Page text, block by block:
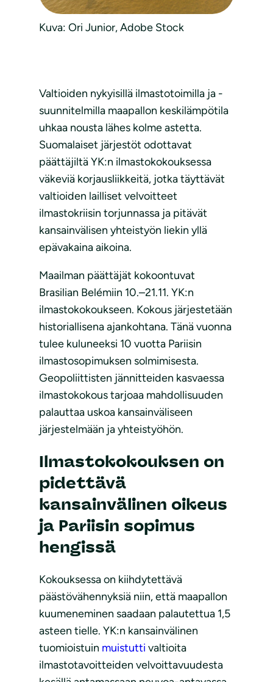
Kuva: Ori Junior, Adobe Stock
Valtioiden nykyisillä ilmastotoimilla ja -
suunnitelmilla maapallon keskilämpötila
uhkaa nousta lähes kolme astetta.
Suomalaiset järjestöt odottavat
päättäjiltä YK:n ilmastokokouksessa
väkeviä korjausliikkeitä, jotka täyttävät
valtioiden lailliset velvoitteet
ilmastokriisin torjunnassa ja pitävät
kansainvälisen yhteistyön liekin yllä
epävakaina aikoina.
Maailman päättäjät kokoontuvat
Brasilian Belémiin 10.–21.11. YK:n
ilmastokokoukseen. Kokous järjestetään
historiallisena ajankohtana. Tänä vuonna
tulee kuluneeksi 10 vuotta Pariisin
ilmastosopimuksen solmimisesta.
Geopoliittisten jännitteiden kasvaessa
ilmastokokous tarjoaa mahdollisuuden
palauttaa uskoa kansainväliseen
järjestelmään ja yhteistyöhön.
Ilmastokokouksen on
pidettävä
kansainvälinen oikeus
ja Pariisin sopimus
hengissä
Kokouksessa on kiihdytettävä
päästövähennyksiä niin, että maapallon
kuumeneminen saadaan palautettua 1,5
asteen tielle. YK:n kansainvälinen
tuomioistuin muistutti valtioita
ilmastotavoitteiden velvoittavuudesta